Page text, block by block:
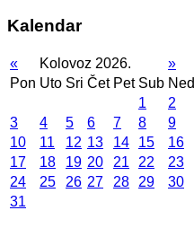
Kalendar
« Kolovoz 2026.
»
Pon Uto Sri Čet Pet Sub Ned
1
2
3
4 5 6 7 8
9
10
11 12 13 14 15
16
17
18 19 20 21 22
23
24
25 26 27 28 29
30
31